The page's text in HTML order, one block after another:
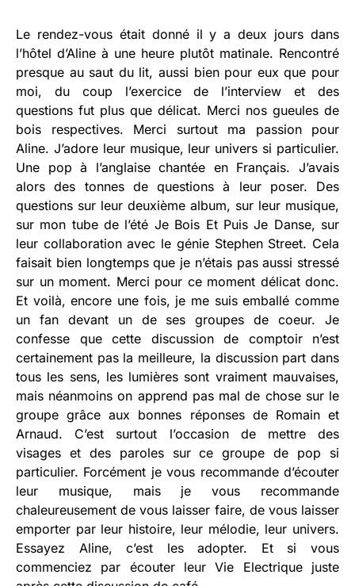
Le rendez-vous était donné il y a deux jours dans
l’hôtel d’Aline à une heure plutôt matinale. Rencontré
presque au saut du lit, aussi bien pour eux que pour
moi, du coup l’exercice de l’interview et des
questions fut plus que délicat. Merci nos gueules de
bois respectives. Merci surtout ma passion pour
Aline. J’adore leur musique, leur univers si particulier.
Une pop à l’anglaise chantée en Français. J’avais
alors des tonnes de questions à leur poser. Des
questions sur leur deuxième album, sur leur musique,
sur mon tube de l’été Je Bois Et Puis Je Danse, sur
leur collaboration avec le génie Stephen Street. Cela
faisait bien longtemps que je n’étais pas aussi stressé
sur un moment. Merci pour ce moment délicat donc.
Et voilà, encore une fois, je me suis emballé comme
un fan devant un de ses groupes de coeur. Je
confesse que cette discussion de comptoir n’est
certainement pas la meilleure, la discussion part dans
tous les sens, les lumières sont vraiment mauvaises,
mais néanmoins on apprend pas mal de chose sur le
groupe grâce aux bonnes réponses de Romain et
Arnaud. C’est surtout l’occasion de mettre des
visages et des paroles sur ce groupe de pop si
particulier. Forcément je vous recommande d’écouter
leur musique, mais je vous recommande
chaleureusement de vous laisser faire, de vous laisser
emporter par leur histoire, leur mélodie, leur univers.
Essayez Aline, c’est les adopter. Et si vous
commenciez par écouter leur Vie Electrique juste